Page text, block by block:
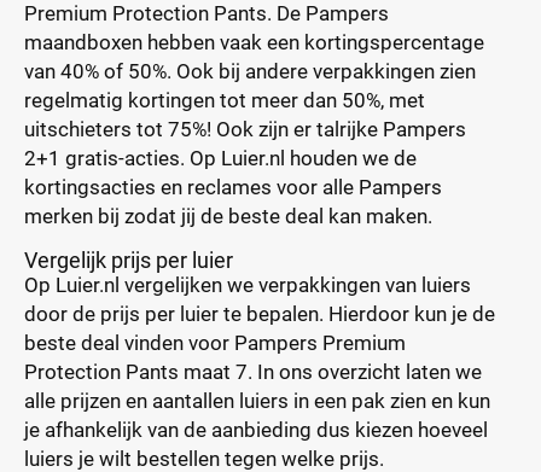
Premium Protection Pants. De Pampers
maandboxen hebben vaak een kortingspercentage
van 40% of 50%. Ook bij andere verpakkingen zien
regelmatig kortingen tot meer dan 50%, met
uitschieters tot 75%! Ook zijn er talrijke Pampers
2+1 gratis-acties. Op Luier.nl houden we de
kortingsacties en reclames voor alle Pampers
merken bij zodat jij de beste deal kan maken.
Vergelijk prijs per luier
Op Luier.nl vergelijken we verpakkingen van luiers
door de prijs per luier te bepalen. Hierdoor kun je de
beste deal vinden voor Pampers Premium
Protection Pants maat 7. In ons overzicht laten we
alle prijzen en aantallen luiers in een pak zien en kun
je afhankelijk van de aanbieding dus kiezen hoeveel
luiers je wilt bestellen tegen welke prijs.